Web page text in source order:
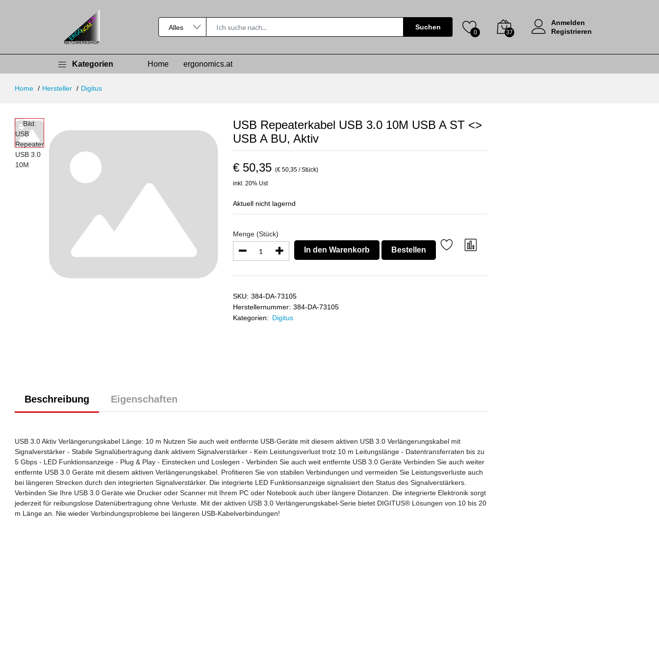
Suchen
0 37
Anmelden
Registrieren
Kategorien Home ergonomics.at
Home Hersteller Digitus
USB Repeaterkabel USB 3.0 10M USB A ST <>
USB A BU, Aktiv
€ 50,35 (€ 50,35 / Stück)
inkl. 20% Ust
Aktuell nicht lagernd
Menge (Stück)
In den Warenkorb Bestellen
SKU: 384-DA-73105
Herstellernummer: 384-DA-73105
Kategorien: Digitus
Beschreibung Eigenschaften
USB 3.0 Aktiv Verlängerungskabel Länge: 10 m Nutzen Sie auch weit entfernte USB-Geräte mit diesem aktiven USB 3.0 Verlängerungskabel mit
Signalverstärker - Stabile Signalübertragung dank aktivem Signalverstärker - Kein Leistungsverlust trotz 10 m Leitungslänge - Datentransferraten bis zu
5 Gbps - LED Funktionsanzeige - Plug & Play - Einstecken und Loslegen - Verbinden Sie auch weit entfernte USB 3.0 Geräte Verbinden Sie auch weiter
entfernte USB 3.0 Geräte mit diesem aktiven Verlängerungskabel. Profitieren Sie von stabilen Verbindungen und vermeiden Sie Leistungsverluste auch
bei längeren Strecken durch den integrierten Signalverstärker. Die integrierte LED Funktionsanzeige signalisiert den Status des Signalverstärkers.
Verbinden Sie Ihre USB 3.0 Geräte wie Drucker oder Scanner mit Ihrem PC oder Notebook auch über längere Distanzen. Die integrierte Elektronik sorgt
jederzeit für reibungslose Datenübertragung ohne Verluste. Mit der aktiven USB 3.0 Verlängerungskabel-Serie bietet DIGITUS® Lösungen von 10 bis 20
m Länge an. Nie wieder Verbindungsprobleme bei längeren USB-Kabelverbindungen!